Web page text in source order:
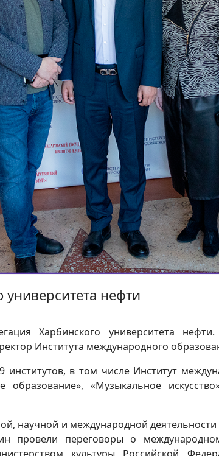
нефти
Харбинского университета
Института международного
институтов, в том числе Институт
образование», «Музыкальное
научной и международной деятельности
провели переговоры о